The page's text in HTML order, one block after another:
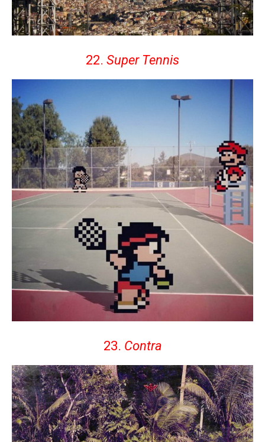
22. Super Tennis
23. Contra